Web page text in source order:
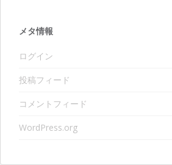
メタ情報
ログイン
投稿フィード
コメントフィード
WordPress.org